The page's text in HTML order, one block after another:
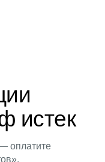
истек
оплатите